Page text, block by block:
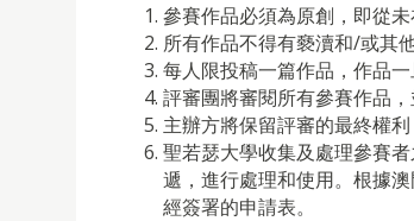
參賽作品必須為原創，即從
所有作品不得有褻瀆和/或其
每人限投稿一篇作品，作品一
評審團將審閱所有參賽作品
主辦方將保留評審的最終權
聖若瑟大學收集及處理參賽
遞，進行處理和使用。根據
經簽署的申請表。